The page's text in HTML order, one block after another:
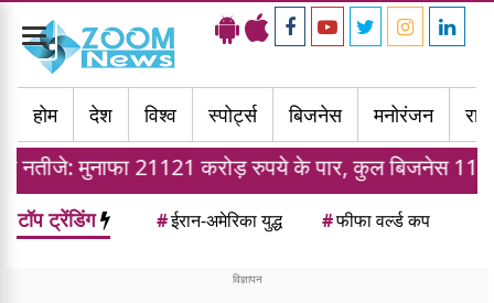
Toggle
navigation
होम
देश विश्व स्पोर्ट्स बिजनेस मनोरंजन
करोड़ रुपये के पार, कुल बिजनेस 110 ट्रिलियन पहुंचा
टॉप ट्रेंडिंग #ईरान-अमेरिका युद्ध #फीफा वर्ल्ड कप